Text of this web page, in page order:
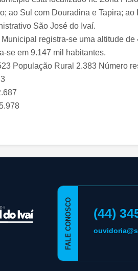
ao Sul com Douradina e Tapira; ao
São José do Ivaí.
registra-se uma altitude de
se em 9.147 mil habitantes.
População Rural 2.383 Número
FALE CONOSCO (44)